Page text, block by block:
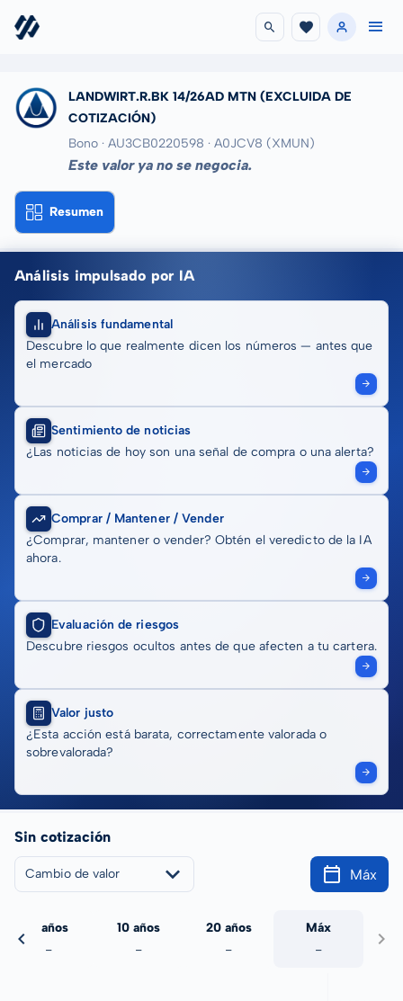
LANDWIRT.R.BK 14/26AD MTN (EXCLUIDA DE
COTIZACIÓN)
Bono · AU3CB0220598 · A0JCV8 (XMUN)
Este valor ya no se negocia.
Resumen
Análisis impulsado por IA
Análisis fundamental
Descubre lo que realmente dicen los números — antes que
el mercado
Sentimiento de noticias
¿Las noticias de hoy son una señal de compra o una alerta?
Comprar / Mantener / Vender
¿Comprar, mantener o vender? Obtén el veredicto de la IA
ahora.
Evaluación de riesgos
Descubre riesgos ocultos antes de que afecten a tu cartera.
Valor justo
¿Esta acción está barata, correctamente valorada o
sobrevalorada?
Sin cotización
Cambio de valor Máx
5 años
-
10 años
-
20 años
-
Máx
-